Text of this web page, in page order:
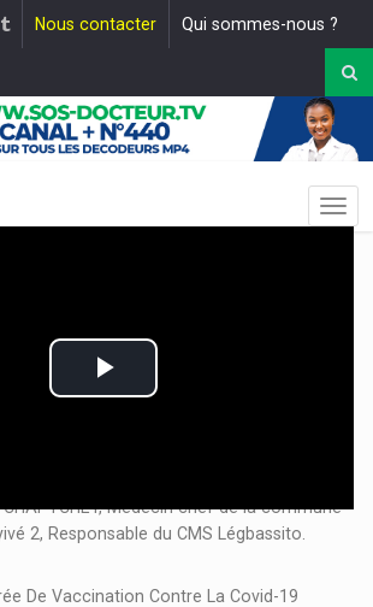
Nous contacter Qui sommes-nous ?
Play
Médecin chef de la commune
2, Responsable du CMS Légbassito.
De Vaccination Contre La Covid-19